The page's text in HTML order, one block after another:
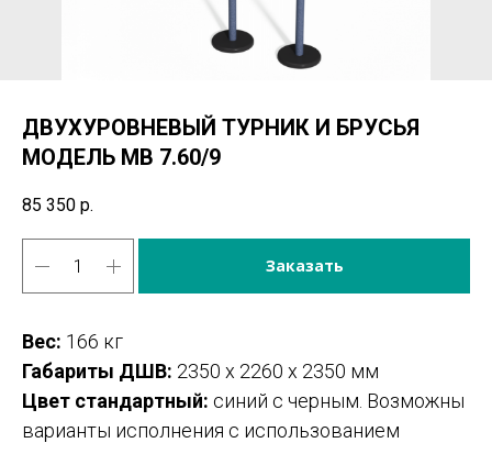
ДВУХУРОВНЕВЫЙ ТУРНИК И БРУСЬЯ
МОДЕЛЬ МВ 7.60/9
85 350 р.
Заказать
Вес: 166 кг
Габариты ДШВ: 2350 х 2260 х 2350 мм
Цвет стандартный: синий с черным. Возможны
варианты исполнения с использованием